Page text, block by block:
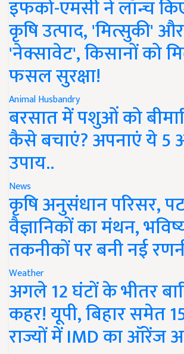
इफको-एमसी ने लॉन्च
कृषि उत्पाद, 'मित्सुकी' और
'नेक्सावेट', किसानों को
फसल सुरक्षा!
Animal Husbandry
बरसात में पशुओं को
कैसे बचाएं? अपनाएं ये 5
उपाय..
News
कृषि अनुसंधान परिसर,
वैज्ञानिकों का मंथन,
तकनीकों पर बनी नई
Weather
अगले 12 घंटों के भीतर
कहर! यूपी, बिहार समेत
राज्यों में IMD का ऑरेंज